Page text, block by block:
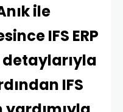
ile
IFS ERP
detaylarıyla
IFS